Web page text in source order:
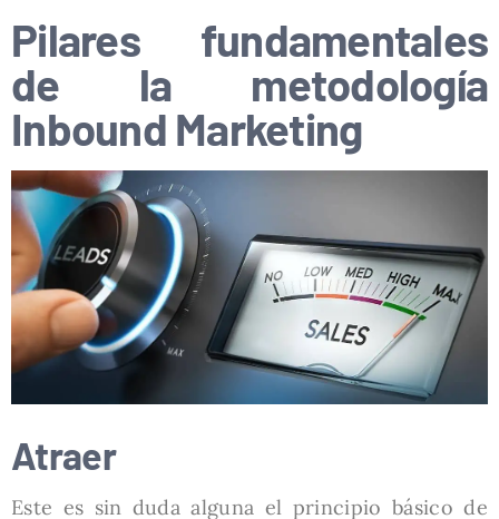
Pilares fundamentales
de la metodología
Inbound Marketing
Atraer
Este es sin duda alguna el principio básico de